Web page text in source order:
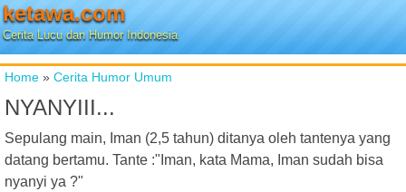
ketawa.com
Cerita Lucu dan Humor Indonesia
Home » Cerita Humor Umum
NYANYIII...
Sepulang main, Iman (2,5 tahun) ditanya oleh tantenya yang
datang bertamu. Tante :"Iman, kata Mama, Iman sudah bisa
nyanyi ya ?"